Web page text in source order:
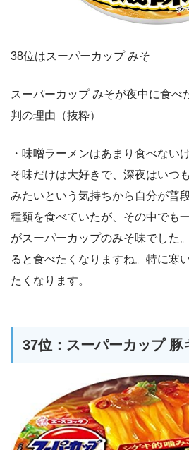
38位はスーパーカップ みそ
スーパーカップ みそが夜中に食べ
判の理由（抜粋）
・味噌ラーメンはあまり食べない
そ味だけは大好きで、深夜はいつ
みたいという気持ちから自分が普
種類を食べていたが、その中でも
がスーパーカップのみそ味でした
ると食べたくなりますね。特に寒
たくなります。
37位：スーパーカップ 豚